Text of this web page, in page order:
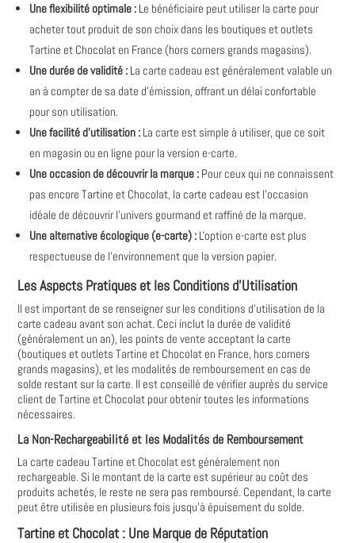
Une flexibilité optimale : Le bénéficiaire peut utiliser la carte pour
acheter tout produit de son choix dans les boutiques et outlets
Tartine et Chocolat en France (hors corners grands magasins).
Une durée de validité : La carte cadeau est généralement valable un
an à compter de sa date d'émission‚ offrant un délai confortable
pour son utilisation.
Une facilité d'utilisation : La carte est simple à utiliser‚ que ce soit
en magasin ou en ligne pour la version e-carte.
Une occasion de découvrir la marque : Pour ceux qui ne connaissent
pas encore Tartine et Chocolat‚ la carte cadeau est l'occasion
idéale de découvrir l'univers gourmand et raffiné de la marque.
Une alternative écologique (e-carte) : L'option e-carte est plus
respectueuse de l'environnement que la version papier.
Les Aspects Pratiques et les Conditions d'Utilisation
Il est important de se renseigner sur les conditions d'utilisation de la
carte cadeau avant son achat. Ceci inclut la durée de validité
(généralement un an)‚ les points de vente acceptant la carte
(boutiques et outlets Tartine et Chocolat en France‚ hors corners
grands magasins)‚ et les modalités de remboursement en cas de
solde restant sur la carte. Il est conseillé de vérifier auprès du service
client de Tartine et Chocolat pour obtenir toutes les informations
nécessaires.
La Non-Rechargeabilité et les Modalités de Remboursement
La carte cadeau Tartine et Chocolat est généralement non
rechargeable. Si le montant de la carte est supérieur au coût des
produits achetés‚ le reste ne sera pas remboursé. Cependant‚ la carte
peut être utilisée en plusieurs fois jusqu’à épuisement du solde.
Tartine et Chocolat : Une Marque de Réputation